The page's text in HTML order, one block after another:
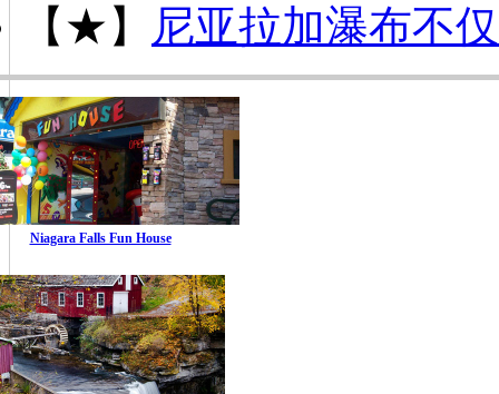
【★】
尼亚拉加瀑布不
Niagara Falls Fun House